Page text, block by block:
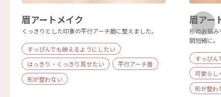
眉アートメイク
くっきりとした印象の平行アーチ眉に整えました。
すっぴんでも映えるようにしたい
はっきり・くっきり見せたい
平行アーチ眉
形が整わない
眉アー
形のお悩み
間短縮に。
すっぴん
可愛らし
形が整わ